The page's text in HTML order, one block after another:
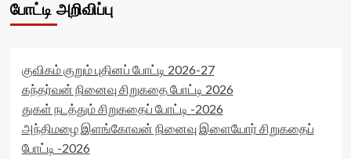
போட்டி அறிவிப்பு
குவிகம் குறும் புதினப் போட்டி 2026-27
கந்தர்வன் நினைவு சிறுகதை போட்டி 2026
துகள் நடத்தும் சிறுகதைப் போட்டி -2026
அந்திமழை இளங்கோவன் நினைவு இளையோர் சிறுகதைப்
போட்டி -2026